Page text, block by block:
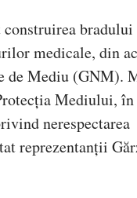
medicale, din
de Mediu (GNM).
Mediului, în
nerespectarea
reprezentanții